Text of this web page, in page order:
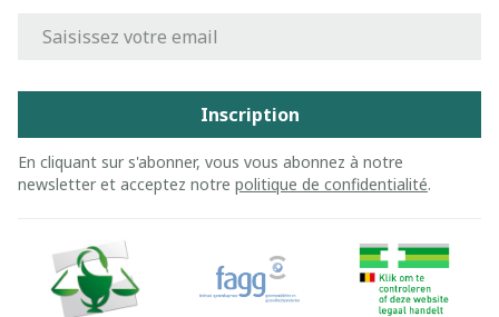
Inscription
En cliquant sur s'abonner, vous vous abonnez à notre
newsletter et acceptez notre politique de confidentialité.